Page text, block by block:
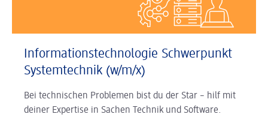
Informationstechnologie Schwerpunkt
Systemtechnik (w/m/x)
Bei technischen Problemen bist du der Star – hilf mit
deiner Expertise in Sachen Technik und Software.